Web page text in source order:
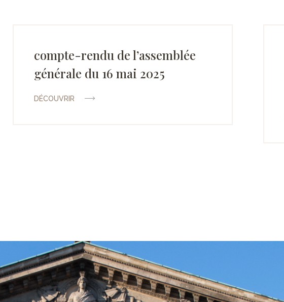
compte-rendu de l’assemblée
générale du 16 mai 2025
DÉCOUVRIR